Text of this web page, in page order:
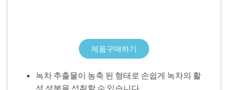
제품구매하기
녹차 추출물이 농축 된 형태로 손쉽게 녹차의 활
성 성분을 섭취할 수 있습니다.